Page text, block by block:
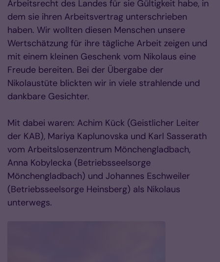
Arbeitsrecht des Landes für sie Gültigkeit habe, in
dem sie ihren Arbeitsvertrag unterschrieben
haben. Wir wollten diesen Menschen unsere
Wertschätzung für ihre tägliche Arbeit zeigen und
mit einem kleinen Geschenk vom Nikolaus eine
Freude bereiten. Bei der Übergabe der
Nikolaustüte blickten wir in viele strahlende und
dankbare Gesichter.
Mit dabei waren: Achim Kück (Geistlicher Leiter
der KAB), Mariya Kaplunovska und Karl Sasserath
vom Arbeitslosenzentrum Mönchengladbach,
Anna Kobylecka (Betriebsseelsorge
Mönchengladbach) und Johannes Eschweiler
(Betriebsseelsorge Heinsberg) als Nikolaus
unterwegs.